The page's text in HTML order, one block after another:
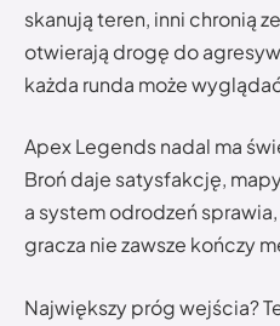
skanują teren, inni chronią
otwierają drogę do
każda runda może
Apex Legends nadal ma
Broń daje satysfakcję,
a system odrodzeń
gracza nie zawsze kończy
Największy próg wejścia?